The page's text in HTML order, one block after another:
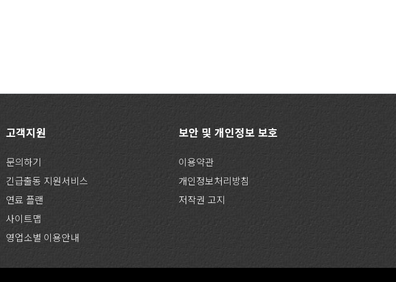
고객지원
문의하기
긴급출동 지원서비스
연료 플랜
사이트맵
영업소별 이용안내
보안 및 개인정보 보호
이용약관
개인정보처리방침
저작권 고지